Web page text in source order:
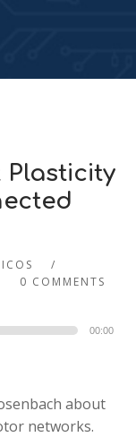
0 COMMENTS
00:00
about
networks.